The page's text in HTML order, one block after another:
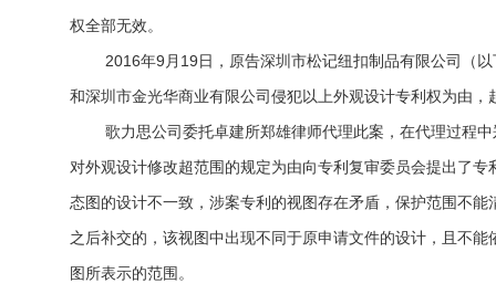
权全部无效。
2016年9月19日，原告深圳市松记纽扣制品有限公司（
和深圳市金光华商业有限公司侵犯以上外观设计专利权为由
歌力思公司委托卓建所郑雄律师代理此案，在代理过程
对外观设计修改超范围的规定为由向专利复审委员会提出了
态图的设计不一致，涉案专利的视图存在矛盾，保护范围不
之后补交的，该视图中出现不同于原申请文件的设计，且不
图所表示的范围。